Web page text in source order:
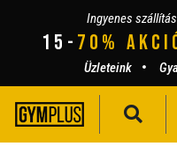
Ingyenes szállítás
15- 70%
Üzleteink